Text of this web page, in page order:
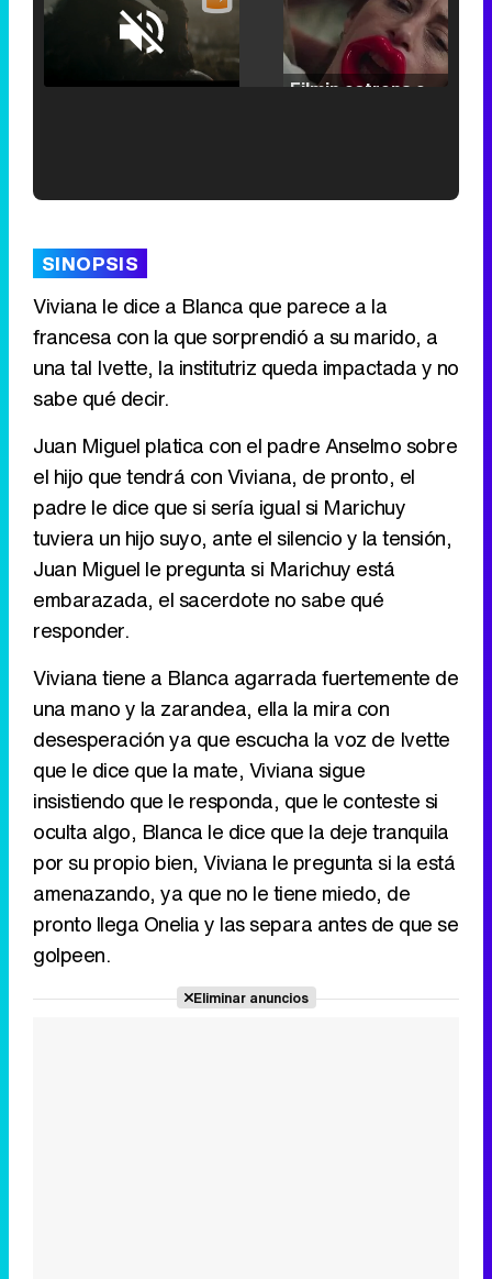
Unmute /
Tráiler de '33 días', la nueva serie de Atresplayer con Julián Villagrán y José Manuel Poga
SINOPSIS
Viviana le dice a Blanca que parece a la
francesa con la que sorprendió a su marido, a
una tal Ivette, la institutriz queda impactada y no
sabe qué decir.
Juan Miguel platica con el padre Anselmo sobre
el hijo que tendrá con Viviana, de pronto, el
padre le dice que si sería igual si Marichuy
tuviera un hijo suyo, ante el silencio y la tensión,
Juan Miguel le pregunta si Marichuy está
embarazada, el sacerdote no sabe qué
responder.
Viviana tiene a Blanca agarrada fuertemente de
una mano y la zarandea, ella la mira con
desesperación ya que escucha la voz de Ivette
que le dice que la mate, Viviana sigue
insistiendo que le responda, que le conteste si
oculta algo, Blanca le dice que la deje tranquila
por su propio bien, Viviana le pregunta si la está
amenazando, ya que no le tiene miedo, de
pronto llega Onelia y las separa antes de que se
golpeen.
Eliminar anuncios